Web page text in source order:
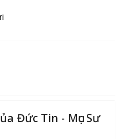
Đức Tin - Mục Sư